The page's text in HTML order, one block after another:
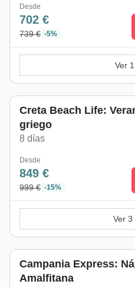
Desde
702 €
739 € -5%
Ver
Creta Beach Life:
griego
8 días
Desde
849 €
999 € -15%
Ver 3
Campania Express:
Amalfitana